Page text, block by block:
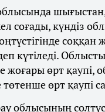
шығыстан,
соғады, күндіз
соққан
күтіледі.
жоғары өрт қаупі,
төтенше өрт қаупі
облысының